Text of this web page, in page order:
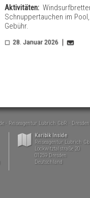
Aktivitäten:
Schnuppertauchen im
Gebühr.
28. Januar 2026
- Reiseagentur Lubrich GbR
Dresden
Karibik Inside
Reiseagentur Lubrich
Lockwitztalstraße 20
01259 Dresden
Deutschland